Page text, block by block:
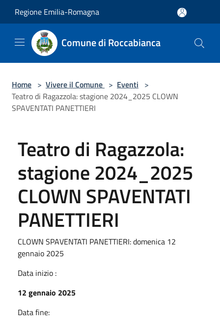
Regione Emilia-Romagna
Comune di Roccabianca
Home > Vivere il Comune > Eventi >
Teatro di Ragazzola: stagione 2024_2025 CLOWN
SPAVENTATI PANETTIERI
Teatro di Ragazzola:
stagione 2024_2025
CLOWN SPAVENTATI
PANETTIERI
CLOWN SPAVENTATI PANETTIERI: domenica 12
gennaio 2025
Data inizio :
12 gennaio 2025
Data fine: